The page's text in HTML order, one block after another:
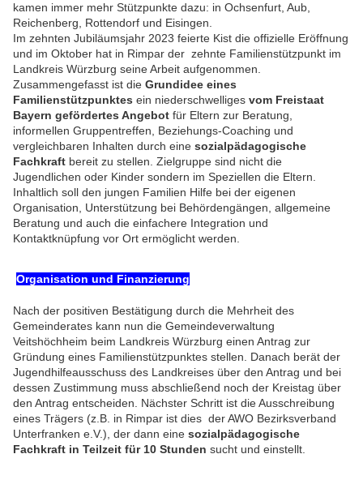
kamen immer mehr Stützpunkte dazu: in Ochsenfurt, Aub,
Reichenberg, Rottendorf und Eisingen.
Im zehnten Jubiläumsjahr 2023 feierte Kist die offizielle Eröffnung
und im Oktober hat in Rimpar der zehnte Familienstützpunkt im
Landkreis Würzburg seine Arbeit aufgenommen.
Zusammengefasst ist die Grundidee eines
Familienstützpunktes ein niederschwelliges vom Freistaat
Bayern gefördertes Angebot für Eltern zur Beratung,
informellen Gruppentreffen, Beziehungs-Coaching und
vergleichbaren Inhalten durch eine sozialpädagogische
Fachkraft bereit zu stellen. Zielgruppe sind nicht die
Jugendlichen oder Kinder sondern im Speziellen die Eltern.
Inhaltlich soll den jungen Familien Hilfe bei der eigenen
Organisation, Unterstützung bei Behördengängen, allgemeine
Beratung und auch die einfachere Integration und
Kontaktknüpfung vor Ort ermöglicht werden.
Organisation und Finanzierung
Nach der positiven Bestätigung durch die Mehrheit des
Gemeinderates kann nun die Gemeindeverwaltung
Veitshöchheim beim Landkreis Würzburg einen Antrag zur
Gründung eines Familienstützpunktes stellen. Danach berät der
Jugendhilfeausschuss des Landkreises über den Antrag und bei
dessen Zustimmung muss abschließend noch der Kreistag über
den Antrag entscheiden. Nächster Schritt ist die Ausschreibung
eines Trägers (z.B. in Rimpar ist dies der AWO Bezirksverband
Unterfranken e.V.), der dann eine sozialpädagogische
Fachkraft in Teilzeit für 10 Stunden sucht und einstellt.